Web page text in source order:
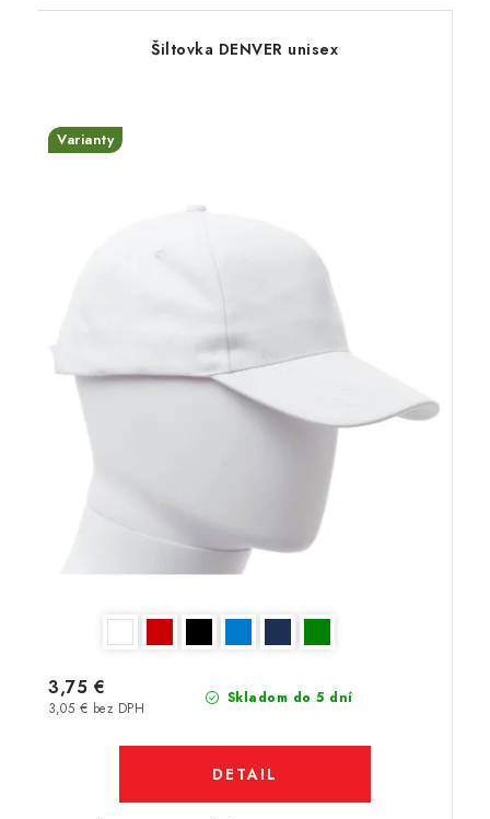
Šiltovka DENVER unisex
Varianty
Skladom do 5 dní
3,05 € bez DPH
3,75 €
DETAIL